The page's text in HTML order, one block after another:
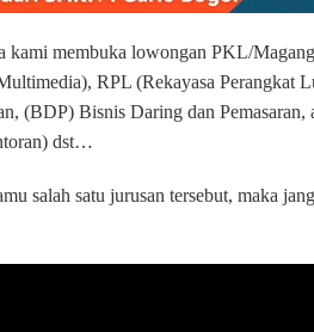
kami membuka lowongan PKL/
RPL (Rekayasa Perangkat
(BDP) Bisnis Daring dan
dst…
salah satu jurusan tersebut, maka